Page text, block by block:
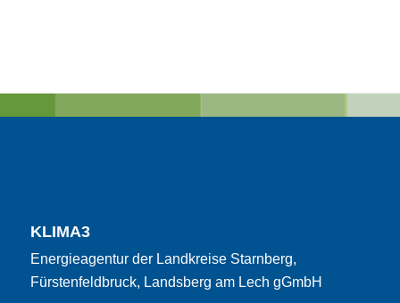
KLIMA3
Energieagentur der Landkreise Starnberg,
Fürstenfeldbruck, Landsberg am Lech gGmbH